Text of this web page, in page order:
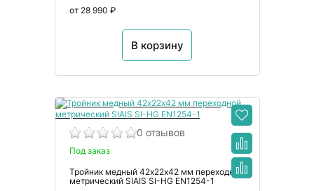
от 28 990 ₽
В корзину
0 отзывов
Под заказ
Тройник медный 42х22х42 мм переходной
метрический SIAIS SI-HG EN1254-1